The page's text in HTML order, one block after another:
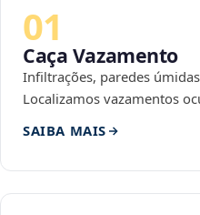
01
Caça Vazamento
Infiltrações, paredes
Localizamos vazamentos
SAIBA MAIS